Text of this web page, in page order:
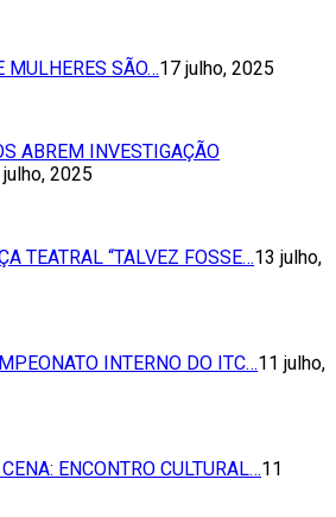
MULHERES SÃO…17 julho, 2025
ABREM INVESTIGAÇÃO
2025
TEATRAL “TALVEZ FOSSE…13 julho,
INTERNO DO ITC…11 julho,
ENCONTRO CULTURAL…11